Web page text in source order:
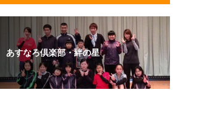
あすなろ倶楽部・絆の星